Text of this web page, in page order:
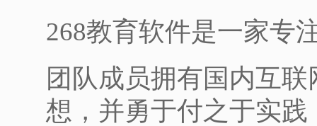
268教育软件是一家专
团队成员拥有国内互
想，并勇于付之于实践